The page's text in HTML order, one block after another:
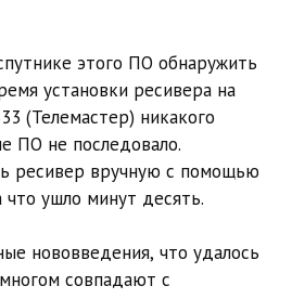
этого ПО обнаружить
установки ресивера на
(Телемастер) никакого
ПО не последовало.
ресивер вручную с помощью
ушло минут десять.
нововведения, что удалось
совпадают с